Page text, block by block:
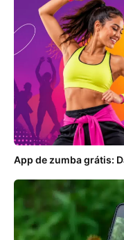
App de zumba grátis: